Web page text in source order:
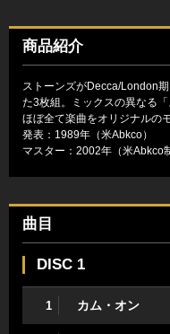
商品紹介
ストーンズがDecca/London
た3枚組。ミックスの異なる
ほぼ全て楽曲をオリジナルの
発表：1989年（米Abkco）
マスター：2002年（米Abkco
曲目
DISC 1
1 カム・オン